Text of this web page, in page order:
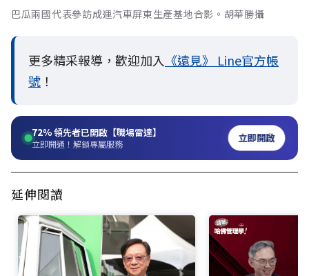
巴瓜兩國代表參訪成運汽車屏東生產基地合影。胡華勝攝
更多精采報導，歡迎加入 《遠見》 Line官方帳
號 ！
72%領先者已開啟【職場雷達】
立即開通！解鎖專屬服務 立即開啟
延伸閱讀